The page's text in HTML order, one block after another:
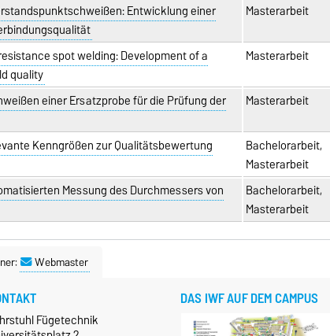
Entwicklung einer
Masterarbeit
spot welding: Development of a
quality
Masterarbeit
einer Ersatzprobe für die Prüfung der
Masterarbeit
Kenngrößen zur Qualitätsbewertung
Bachelorarbeit,
Masterarbeit
Messung des Durchmessers von
Bachelorarbeit,
Masterarbeit
Webmaster
Fügetechnik
DAS IWF AUF DEM CAMPUS